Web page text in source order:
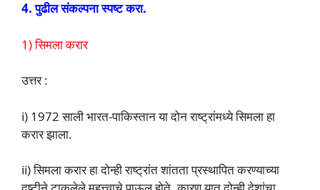
4. पुढील संकल्पना स्पष्ट करा.
1) सिमला करार
उत्तर :
i) 1972 साली भारत-पाकिस्तान या दोन राष्ट्रांमध्ये सिमला हा
करार झाला.
ii) सिमला करार हा दोन्ही राष्ट्रांत शांतता प्रस्थापित करण्याच्या